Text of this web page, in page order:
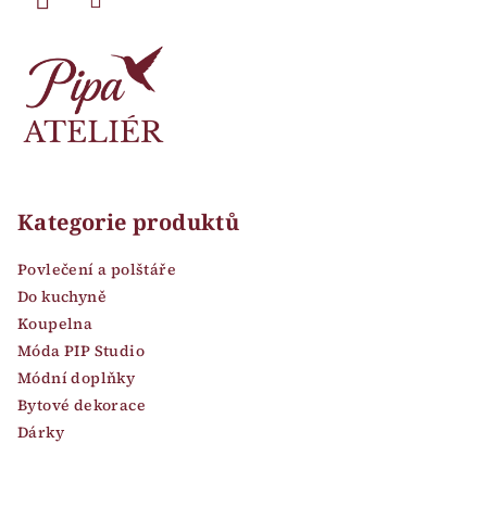
Kategorie produktů
Povlečení a polštáře
Do kuchyně
Koupelna
Móda PIP Studio
Módní doplňky
Bytové dekorace
Dárky